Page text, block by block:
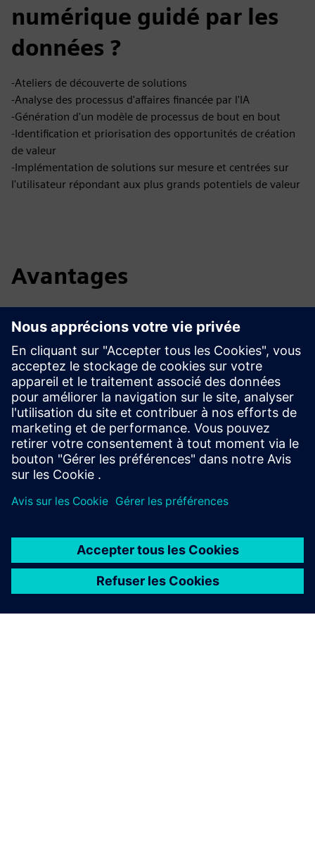
numérique guidé par les
données ?
-Ateliers de découverte de solutions
-Analyse des processus d'affaires financée par l'IA
-Génération d'un modèle de processus de bout en bout
-Identification et priorisation des opportunités de création
de valeur
-Implémentation de solutions sur mesure et centrées sur
l'utilisateur répondant aux plus grands potentiels de valeur
Avantages
Atteindre et obtenir la transparence des processus de
bout en bout
Identifier le potentiel de valeur cachée
Exploiter les opportunités d'optimisation en identifiant
les causes profondes des problèmes
Créez de la valeur commerciale tangible grâce à des
solutions sur mesure et les meilleures de leur catégorie
pour vos défis